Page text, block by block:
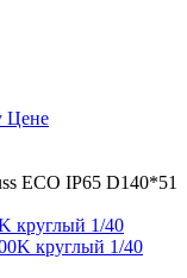
Цене
ECO IP65 D140*51
круглый 1/40